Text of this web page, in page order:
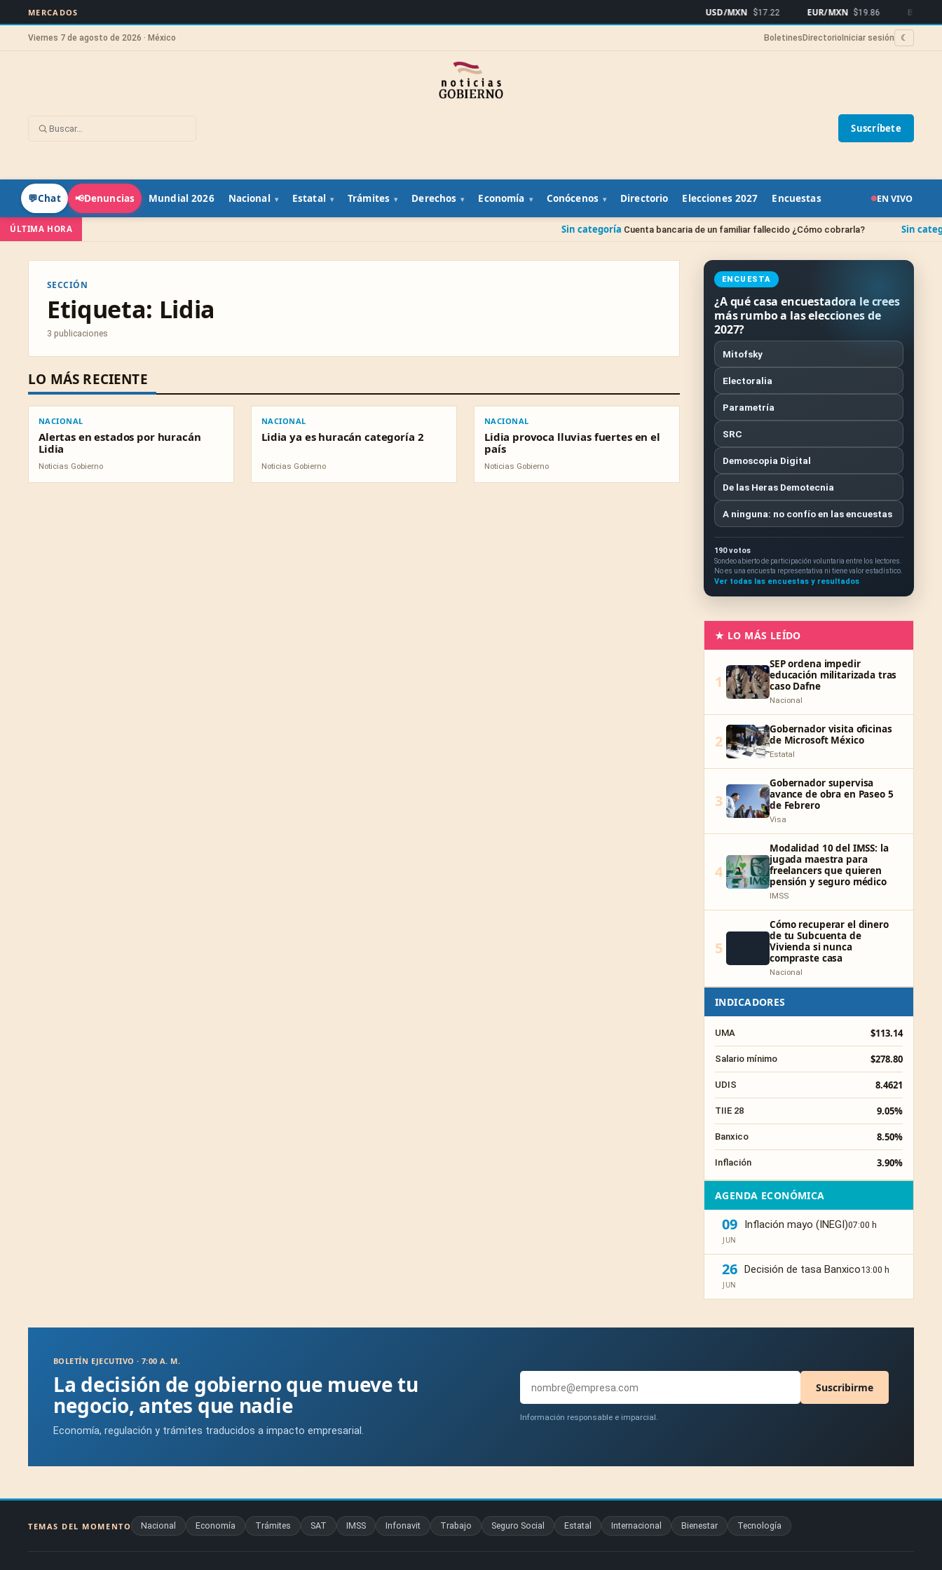
MERCADOS USD/MXN $17.22 EUR/MXN $19.86 Bitcoin
Viernes 7 de agosto de 2026 · México Boletines Directorio Iniciar sesión ☾
Suscríbete
💬Chat 📢Denuncias Mundial 2026 Nacional Estatal Trámites Derechos Economía Conócenos Directorio Elecciones 2027 Encuestas EN VIVO
ÚLTIMA HORA Sin categoría Cuenta bancaria de un familiar fallecido ¿Cómo cobrarla? Sin categoría
SECCIÓN
Etiqueta: Lidia
3 publicaciones
LO MÁS RECIENTE
NACIONAL
Alertas en estados por huracán
Lidia
Noticias Gobierno
NACIONAL
Lidia ya es huracán categoría 2
Noticias Gobierno
NACIONAL
Lidia provoca lluvias fuertes en el
país
Noticias Gobierno
ENCUESTA
¿A qué casa encuestadora le crees
más rumbo a las elecciones de
2027?
Mitofsky
Electoralia
Parametría
SRC
Demoscopia Digital
De las Heras Demotecnia
A ninguna: no confío en las encuestas
190 votos
Sondeo abierto de participación voluntaria entre los lectores.
No es una encuesta representativa ni tiene valor estadístico.
Ver todas las encuestas y resultados
★ LO MÁS LEÍDO
1
SEP ordena impedir
educación militarizada tras
caso Dafne
Nacional
2
Gobernador visita oficinas
de Microsoft México
Estatal
3
Gobernador supervisa
avance de obra en Paseo 5
de Febrero
Visa
4
Modalidad 10 del IMSS: la
jugada maestra para
freelancers que quieren
pensión y seguro médico
IMSS
5
Cómo recuperar el dinero
de tu Subcuenta de
Vivienda si nunca
compraste casa
Nacional
INDICADORES
UMA $113.14
Salario mínimo $278.80
UDIS 8.4621
TIIE 28 9.05%
Banxico 8.50%
Inflación 3.90%
AGENDA ECONÓMICA
09
JUN
Inflación mayo (INEGI)07:00 h
26
JUN
Decisión de tasa Banxico13:00 h
BOLETÍN EJECUTIVO · 7:00 A. M.
La decisión de gobierno que mueve tu
negocio, antes que nadie
Economía, regulación y trámites traducidos a impacto empresarial.
Suscribirme
Información responsable e imparcial.
TEMAS DEL MOMENTO Nacional Economía Trámites SAT IMSS Infonavit Trabajo Seguro Social Estatal Internacional Bienestar Tecnología